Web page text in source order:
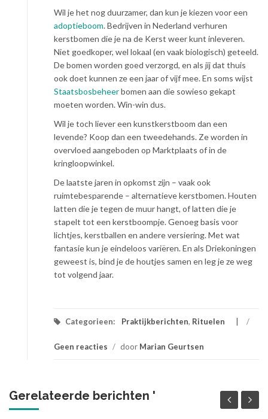
Wil je het nog duurzamer, dan kun je kiezen voor een
adoptieboom. Bedrijven in Nederland verhuren
kerstbomen die je na de Kerst weer kunt inleveren.
Niet goedkoper, wel lokaal (en vaak biologisch) geteeld.
De bomen worden goed verzorgd, en als jij dat thuis
ook doet kunnen ze een jaar of vijf mee. En soms wijst
Staatsbosbeheerbomen aan die sowieso gekapt
moeten worden. Win-win dus.
Wil je toch liever een kunstkerstboom dan een
levende? Koop dan een tweedehands. Ze worden in
overvloed aangeboden op Marktplaats of in de
kringloopwinkel.
De laatste jaren in opkomst zijn – vaak ook
ruimtebesparende – alternatieve kerstbomen. Houten
latten die je tegen de muur hangt, of latten die je
stapelt tot een kerstboompje. Genoeg basis voor
lichtjes, kerstballen en andere versiering. Met wat
fantasie kun je eindeloos variëren. En als Driekoningen
geweest is, bind je de houtjes samen en leg je ze weg
tot volgend jaar.
Categorieen: Praktijkberichten, Rituelen /
Geen reacties / door Marian Geurtsen
Gerelateerde berichten '